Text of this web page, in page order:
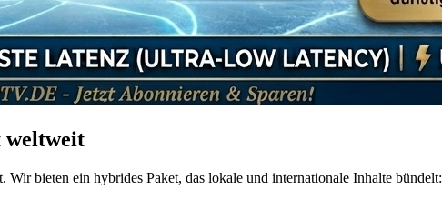
weltweit
bieten ein hybrides Paket, das lokale und internationale Inhalte bündelt: